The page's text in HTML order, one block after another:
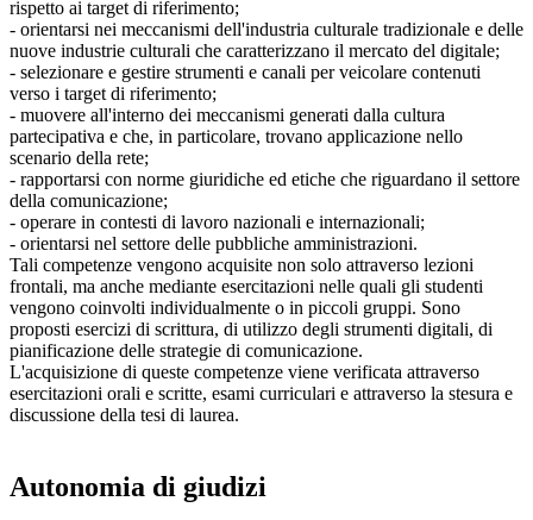
rispetto ai target di riferimento;
- orientarsi nei meccanismi dell'industria culturale tradizionale e delle
nuove industrie culturali che caratterizzano il mercato del digitale;
- selezionare e gestire strumenti e canali per veicolare contenuti
verso i target di riferimento;
- muovere all'interno dei meccanismi generati dalla cultura
partecipativa e che, in particolare, trovano applicazione nello
scenario della rete;
- rapportarsi con norme giuridiche ed etiche che riguardano il settore
della comunicazione;
- operare in contesti di lavoro nazionali e internazionali;
- orientarsi nel settore delle pubbliche amministrazioni.
Tali competenze vengono acquisite non solo attraverso lezioni
frontali, ma anche mediante esercitazioni nelle quali gli studenti
vengono coinvolti individualmente o in piccoli gruppi. Sono
proposti esercizi di scrittura, di utilizzo degli strumenti digitali, di
pianificazione delle strategie di comunicazione.
L'acquisizione di queste competenze viene verificata attraverso
esercitazioni orali e scritte, esami curriculari e attraverso la stesura e
discussione della tesi di laurea.
Autonomia di giudizi